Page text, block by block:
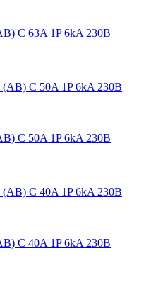
C 63A 1P 6kA 230В
C 50A 1P 6kA 230В
C 40A 1P 6kA 230В